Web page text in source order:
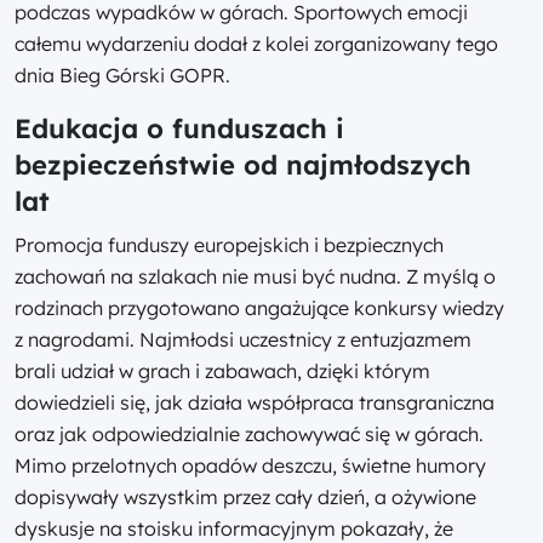
podczas wypadków w górach. Sportowych emocji
całemu wydarzeniu dodał z kolei zorganizowany tego
dnia Bieg Górski GOPR.
Edukacja o funduszach i
bezpieczeństwie od najmłodszych
lat
Promocja funduszy europejskich i bezpiecznych
zachowań na szlakach nie musi być nudna. Z myślą o
rodzinach przygotowano angażujące konkursy wiedzy
z nagrodami. Najmłodsi uczestnicy z entuzjazmem
brali udział w grach i zabawach, dzięki którym
dowiedzieli się, jak działa współpraca transgraniczna
oraz jak odpowiedzialnie zachowywać się w górach.
Mimo przelotnych opadów deszczu, świetne humory
dopisywały wszystkim przez cały dzień, a ożywione
dyskusje na stoisku informacyjnym pokazały, że